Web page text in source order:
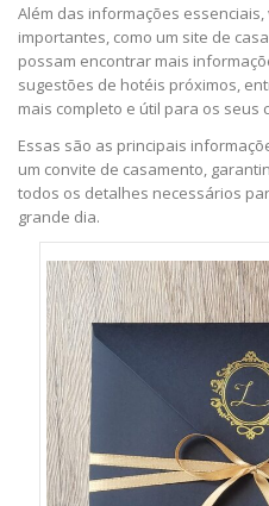
Além das informações
importantes, como um site de
possam encontrar mais
sugestões de hotéis próximos,
mais completo e útil para os seus
Essas são as principais
um convite de casamento,
todos os detalhes necessários
grande dia.